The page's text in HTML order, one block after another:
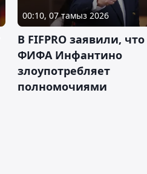
00:10, 07 тамыз 2026
В FIFPRO заявили,
ФИФА Инфантино
злоупотребляет
полномочиями